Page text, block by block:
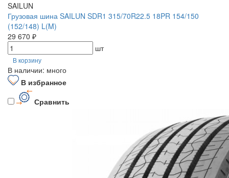
SAILUN
Грузовая шина SAILUN SDR1 315/70R22.5 18PR 154/150
(152/148) L(M)
29 670 ₽
шт
В корзину
В наличии: много
В избранное
Сравнить